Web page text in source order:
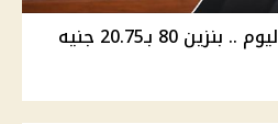
أسعار الوقود في مصر اليوم .. بنزين 80 بـ20.75 جنيه